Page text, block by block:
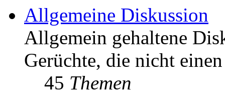
Allgemeine Diskussion
Allgemein gehaltene
Gerüchte, die nicht
45 Themen